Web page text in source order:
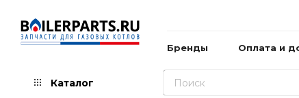
Бренды Оплата и
Каталог